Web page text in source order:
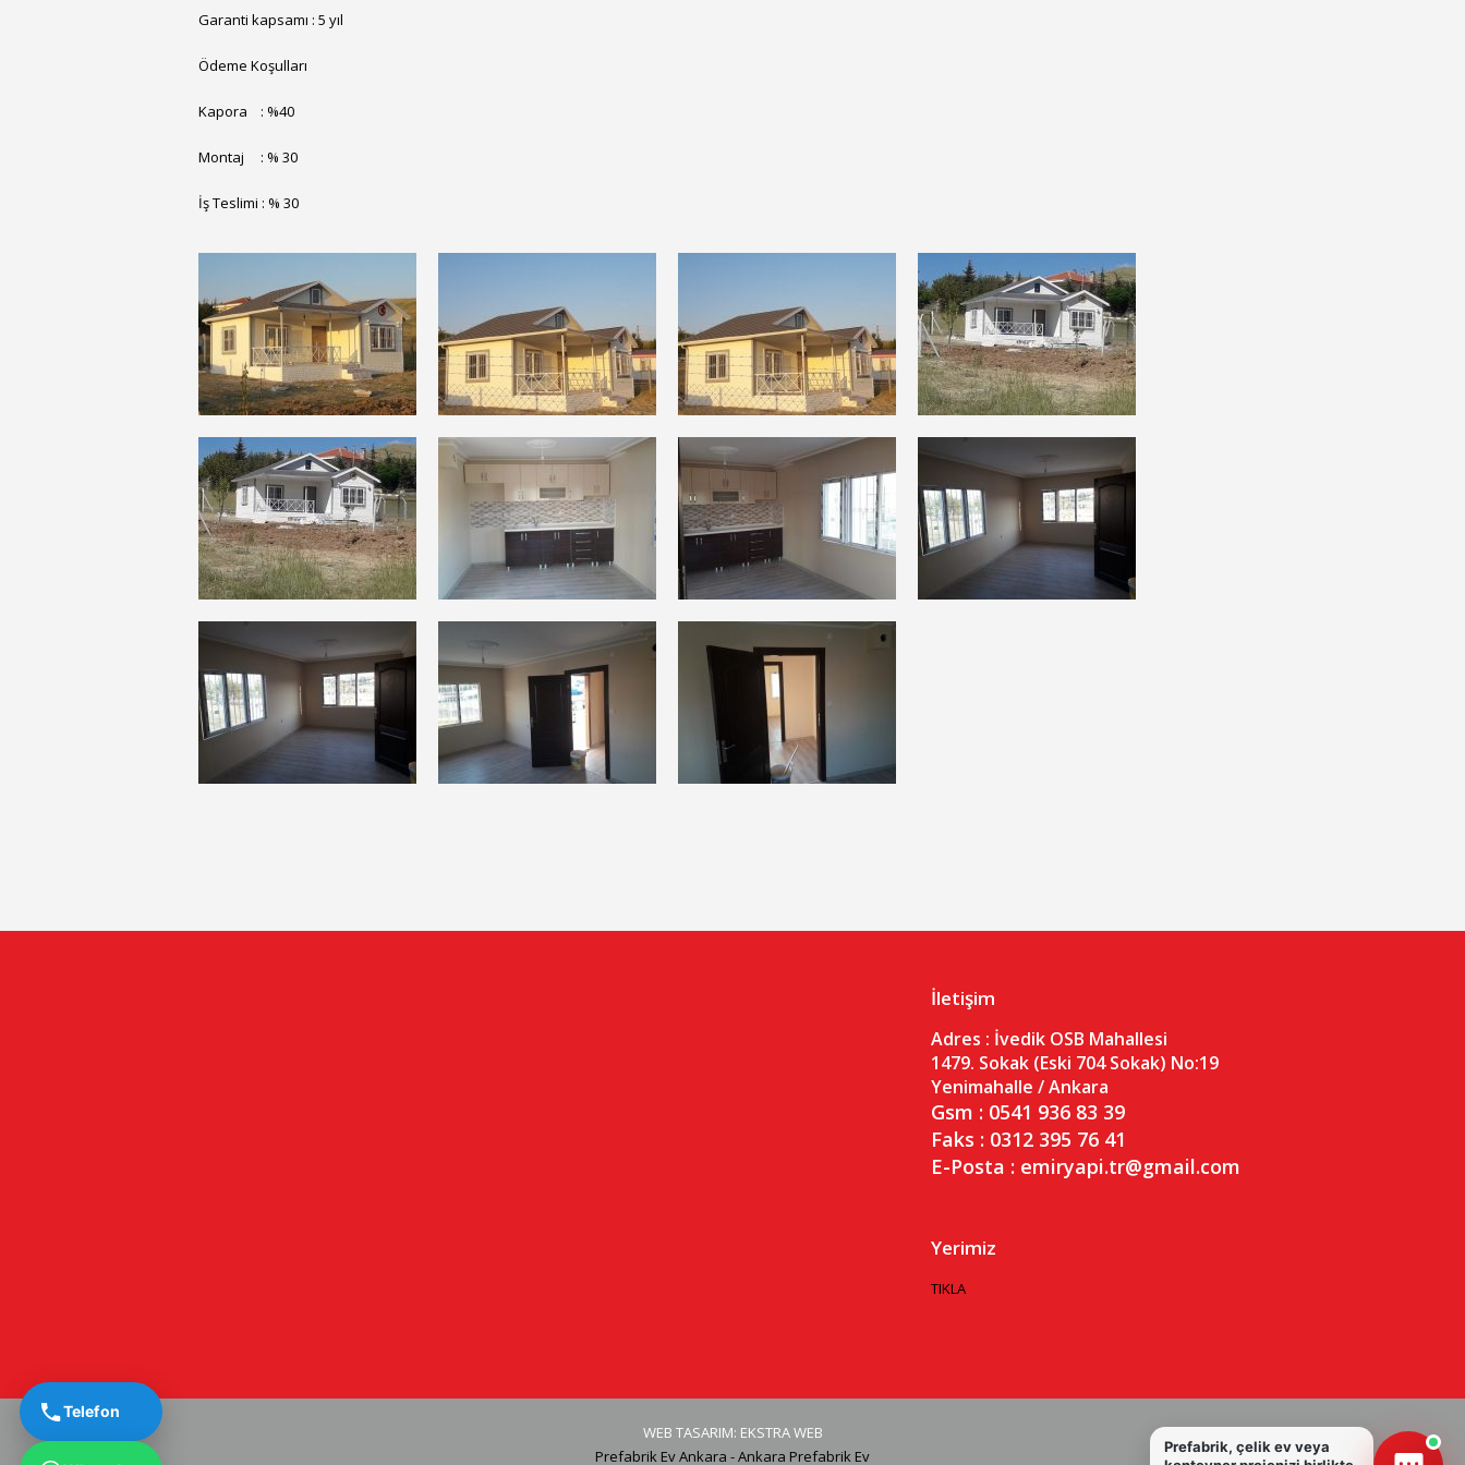
Garanti kapsamı : 5 yıl
Ödeme Koşulları
Kapora : %40
Montaj : % 30
İş Teslimi : % 30
İletişim
Adres : İvedik OSB Mahallesi
1479. Sokak (Eski 704 Sokak) No:19
Yenimahalle / Ankara
Gsm : 0541 936 83 39
Faks : 0312 395 76 41
E-Posta : emiryapi.tr@gmail.com
Yerimiz
TIKLA
WEB TASARIM: EKSTRA WEB
Prefabrik Ev Ankara - Ankara Prefabrik Ev
Telefon
Prefabrik, çelik ev veya